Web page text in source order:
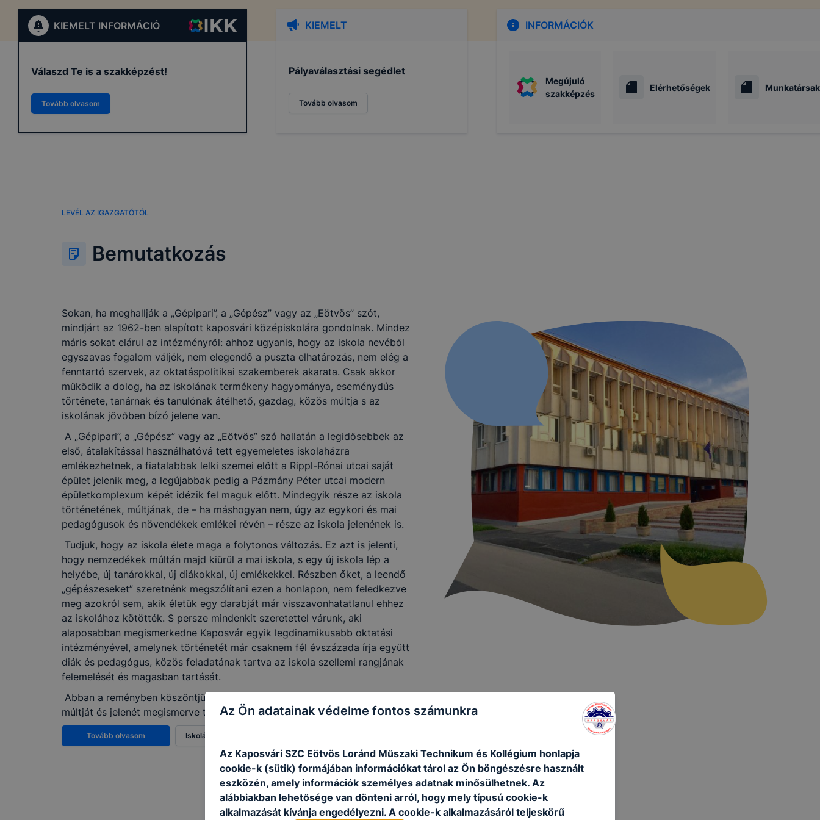
KIEMELT INFORMÁCIÓ
Válaszd Te is a szakképzést!
Tovább olvasom
KIEMELT
Pályaválasztási segédlet
Tovább olvasom
INFORMÁCIÓK
Megújuló
szakképzés
Elérhetőségek Munkatársak
LEVÉL AZ IGAZGATÓTÓL
Bemutatkozás
Sokan, ha meghallják a „Gépipari”, a „Gépész” vagy az „Eötvös” szót,
mindjárt az 1962-ben alapított kaposvári középiskolára gondolnak. Mindez
máris sokat elárul az intézményről: ahhoz ugyanis, hogy az iskola nevéből
egyszavas fogalom váljék, nem elegendő a puszta elhatározás, nem elég a
fenntartó szervek, az oktatáspolitikai szakemberek akarata. Csak akkor
működik a dolog, ha az iskolának termékeny hagyománya, eseménydús
története, tanárnak és tanulónak átélhető, gazdag, közös múltja s az
iskolának jövőben bízó jelene van.
A „Gépipari”, a „Gépész” vagy az „Eötvös” szó hallatán a legidősebbek az
első, átalakítással használhatóvá tett egyemeletes iskolaházra
emlékezhetnek, a fiatalabbak lelki szemei előtt a Rippl-Rónai utcai saját
épület jelenik meg, a legújabbak pedig a Pázmány Péter utcai modern
épületkomplexum képét idézik fel maguk előtt. Mindegyik része az iskola
történetének, múltjának, de – ha máshogyan nem, úgy az egykori és mai
pedagógusok és növendékek emlékei révén – része az iskola jelenének is.
Tudjuk, hogy az iskola élete maga a folytonos változás. Ez azt is jelenti,
hogy nemzedékek múltán majd kiürül a mai iskola, s egy új iskola lép a
helyébe, új tanárokkal, új diákokkal, új emlékekkel. Részben őket, a leendő
„gépészeseket” szeretnénk megszólítani ezen a honlapon, nem feledkezve
meg azokról sem, akik életük egy darabját már visszavonhatatlanul ehhez
az iskolához kötötték. S persze mindenkit szeretettel várunk, aki
alaposabban megismerkedne Kaposvár egyik legdinamikusabb oktatási
intézményével, amelynek történetét már csaknem fél évszázada írja együtt
diák és pedagógus, közös feladatának tartva az iskola szellemi rangjának
felemelését és magasban tartását.
Abban a reményben köszöntjük honlapunk látogatóit, hogy az iskola
múltját és jelenét megismerve társaink lesznek egyszer a folytatásban is…
Tovább olvasom Iskolánk története
Az Ön adatainak védelme fontos számunkra
Az Kaposvári SZC Eötvös Loránd Műszaki Technikum és Kollégium honlapja
cookie-k (sütik) formájában információkat tárol az Ön böngészésre használt
eszközén, amely információk személyes adatnak minősülhetnek. Az
alábbiakban lehetősége van dönteni arról, hogy mely típusú cookie-k
alkalmazását kívánja engedélyezni. A cookie-k alkalmazásáról teljeskörű